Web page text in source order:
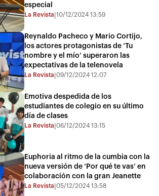
especial
La Revista |10/12/2024 13:59
Reynaldo Pacheco y Mario Cortijo,
los actores protagonistas de ‘Tu
nombre y el mío’ superaron las
expectativas de la telenovela
La Revista |09/12/2024 12:07
Emotiva despedida de los
estudiantes de colegio en su último
día de clases
La Revista |06/12/2024 13:15
Euphoria al ritmo de la cumbia con la
nueva versión de ‘Por qué te vas’ en
colaboración con la gran Jeanette
La Revista |05/12/2024 13:58